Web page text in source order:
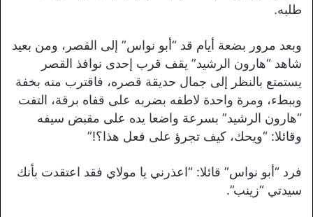
طلبه.
وبعد مرور بضعة أيام قد “أبو نواس” إلى القصر، ومن بعيد
شاهد “هارون الرشيد” يقف قرب إحدى نوافذ القصر
يستمتع بالنظر إلى جمال حديقة قصره، فاقترب منه بخفة
وببطء، ومرة واحدة لاطفه بضربه على قفاه برقة، التفت
“هارون الرشيد” بسرعة واضعا يده على مقبض سيفه
وقائلا: “ويحك، كيف تجرؤ على فعل هذا؟!”
فرد “أبو نواس” قائلا: “اعذرني يا مولاي فقد اعتقدت بأنك
سيدتي “زينب”.